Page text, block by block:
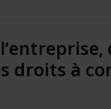
droits à